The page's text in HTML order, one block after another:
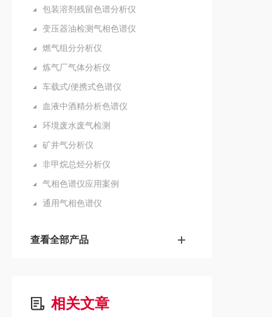
包装溶剂残留色谱分析仪
变压器油检测气相色谱仪
燃气组分分析仪
炼气厂气体分析仪
车载式/便携式色谱仪
血液中酒精分析色谱仪
环境废水废气检测
矿井气分析仪
非甲烷总烃分析仪
气相色谱仪应用案例
通用气相色谱仪
查看全部产品
相关文章